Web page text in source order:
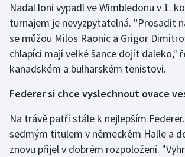
Ragby
Rychlobruslení
Short track
Sportovní střelba
Nadal loni vypadl ve Wimbledonu v 1.
turnajem je nevyzpytatelná. "Prosadit
se můžou Milos Raonic a Grigor
chlapíci mají velké šance dojít daleko,"
kanadském a bulharském tenistovi.
Federer si chce vyslechnout ovace
Na trávě patří stále k nejlepším
sedmým titulem v německém Halle a
znovu přijel v dobrém rozpoložení.